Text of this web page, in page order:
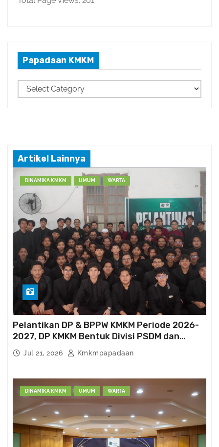
Papadaan KMKM
a
a
a
K
M
K
Artikel Lainnya
DINAMIKA KMKM UMUM WARTA
Pelantikan DP & BPPW KMKM Periode 2026-
2027, DP KMKM Bentuk Divisi PSDM dan
Kema’had-an
Jul 21, 2026 Kmkmpapadaan
DINAMIKA KMKM UMUM WARTA